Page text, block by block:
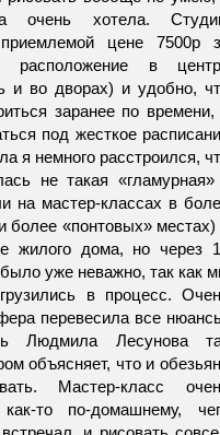
очень хотела.
цене 7500р
расположение в
и во дворах) и удобно,
заранее по времени,
под жесткое
я немного расстроился,
не такая
на мастер-классах в
более «понтовых» местах)
жилого дома, но через
уже неважно, так как
в процесс.
перевесила все
Людмила Лесунова
объясняет, что и
Мастер-класс
то по-домашнему,